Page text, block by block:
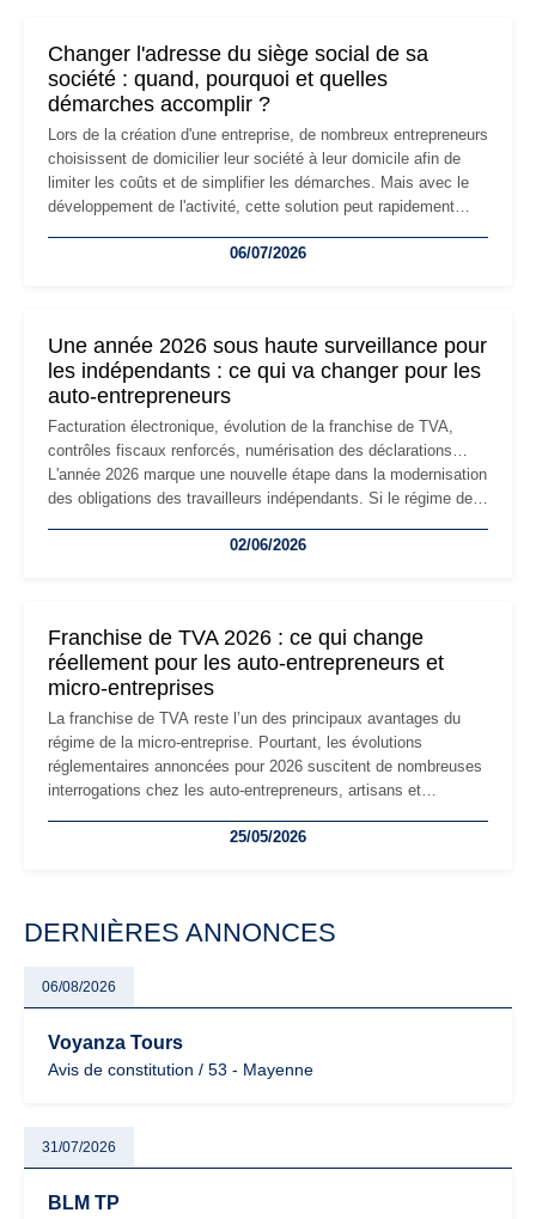
Changer l'adresse du siège social de sa
société : quand, pourquoi et quelles
démarches accomplir ?
Lors de la création d'une entreprise, de nombreux entrepreneurs
choisissent de domicilier leur société à leur domicile afin de
limiter les coûts et de simplifier les démarches. Mais avec le
développement de l'activité, cette solution peut rapidement
professionnels, recrutement, image de marque… Le
06/07/2026
Une année 2026 sous haute surveillance pour
les indépendants : ce qui va changer pour les
auto-entrepreneurs
Facturation électronique, évolution de la franchise de TVA,
contrôles fiscaux renforcés, numérisation des déclarations…
L'année 2026 marque une nouvelle étape dans la modernisation
des obligations des travailleurs indépendants. Si le régime de
les auto-entrepreneurs devront s'adapter à un environnement
02/06/2026
Franchise de TVA 2026 : ce qui change
réellement pour les auto-entrepreneurs et
micro-entreprises
La franchise de TVA reste l’un des principaux avantages du
régime de la micro-entreprise. Pourtant, les évolutions
réglementaires annoncées pour 2026 suscitent de nombreuses
interrogations chez les auto-entrepreneurs, artisans et
facturation ou risque de bascule vers la TVA : les règles
25/05/2026
DERNIÈRES ANNONCES
06/08/2026
Voyanza Tours
Avis de constitution / 53 - Mayenne
31/07/2026
BLM TP